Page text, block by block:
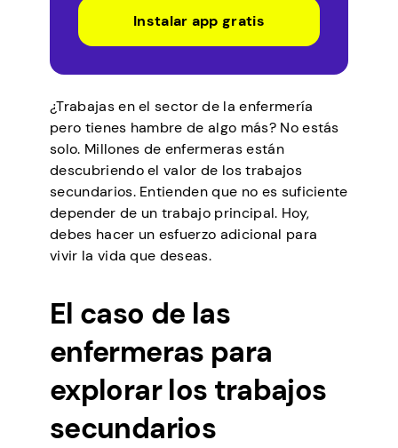
Instalar app gratis
¿Trabajas en el sector de la enfermería
pero tienes hambre de algo más? No estás
solo. Millones de enfermeras están
descubriendo el valor de los trabajos
secundarios. Entienden que no es suficiente
depender de un trabajo principal. Hoy,
debes hacer un esfuerzo adicional para
vivir la vida que deseas.
El caso de las
enfermeras para
explorar los trabajos
secundarios